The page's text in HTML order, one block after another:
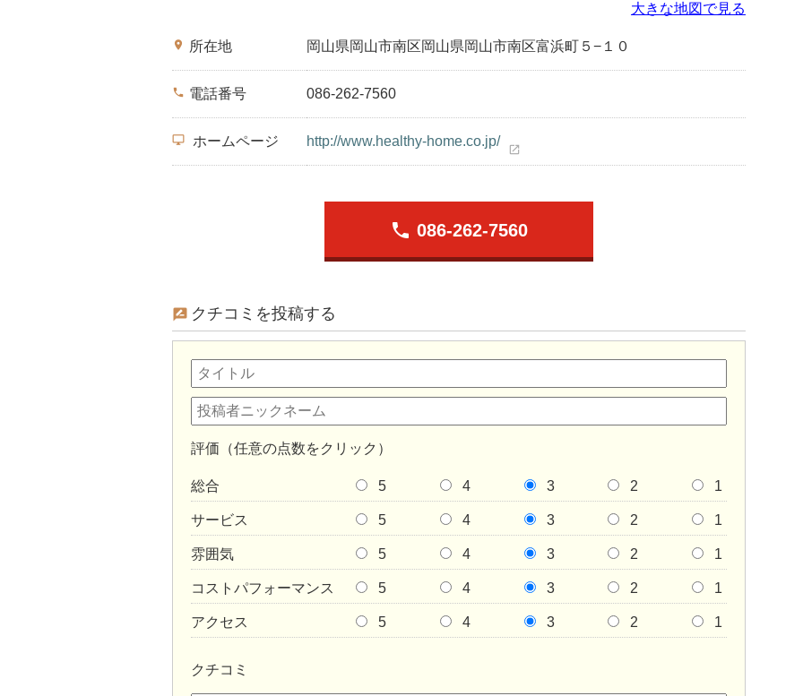
大きな地図で見る
place 所在地 岡山県岡山市南区岡山県岡山市南区富浜町５−１０
phone 電話番号 086-262-7560
desktop_windows ホームページ http://www.healthy-home.co.jp/
open_in_new
phone 086-262-7560
クチコミを投稿する
評価（任意の点数をクリック）
総合 5 4 3 2 1
サービス 5 4 3 2 1
雰囲気 5 4 3 2 1
コストパフォーマンス 5 4 3 2 1
アクセス 5 4 3 2 1
クチコミ